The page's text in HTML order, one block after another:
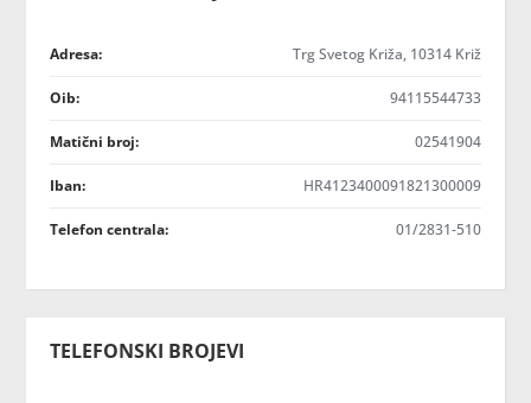
Adresa: Trg Svetog Križa, 10314 Križ
Oib: 94115544733
Matični broj: 02541904
Iban: HR4123400091821300009
Telefon centrala: 01/2831-510
TELEFONSKI BROJEVI